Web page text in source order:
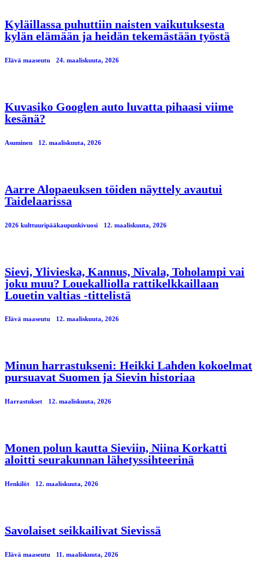
Kyläillassa puhuttiin naisten vaikutuksesta
kylän elämään ja heidän tekemästään työstä
Elävä maaseutu 24. maaliskuuta, 2026
Kuvasiko Googlen auto luvatta pihaasi viime
kesänä?
Asuminen 12. maaliskuuta, 2026
Aarre Alopaeuksen töiden näyttely avautui
Taidelaarissa
2026 kulttuuripääkaupunkivuosi 12. maaliskuuta, 2026
Sievi, Ylivieska, Kannus, Nivala, Toholampi vai
joku muu? Louekalliolla rattikelkkaillaan
Louetin valtias -tittelistä
Elävä maaseutu 12. maaliskuuta, 2026
Minun harrastukseni: Heikki Lahden kokoelmat
pursuavat Suomen ja Sievin historiaa
Harrastukset 12. maaliskuuta, 2026
Monen polun kautta Sieviin, Niina Korkatti
aloitti seurakunnan lähetyssihteerinä
Henkilöt 12. maaliskuuta, 2026
Savolaiset seikkailivat Sievissä
Elävä maaseutu 11. maaliskuuta, 2026